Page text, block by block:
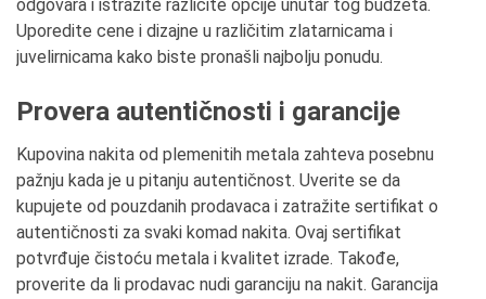
odgovara i istražite različite opcije unutar tog budžeta.
Uporedite cene i dizajne u različitim zlatarnicama i
juvelirnicama kako biste pronašli najbolju ponudu.
Provera autentičnosti i garancije
Kupovina nakita od plemenitih metala zahteva posebnu
pažnju kada je u pitanju autentičnost. Uverite se da
kupujete od pouzdanih prodavaca i zatražite sertifikat o
autentičnosti za svaki komad nakita. Ovaj sertifikat
potvrđuje čistoću metala i kvalitet izrade. Takođe,
proverite da li prodavac nudi garanciju na nakit. Garancija